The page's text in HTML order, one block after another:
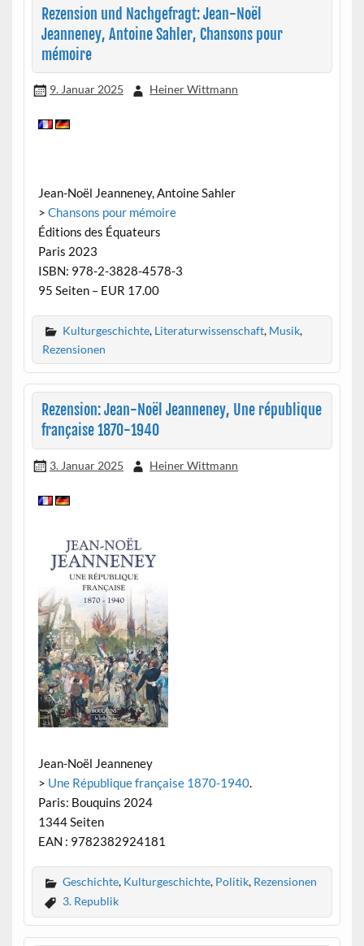
Rezension und Nachgefragt: Jean-Noël
Jeanneney, Antoine Sahler, Chansons pour
mémoire
9. Januar 2025 Heiner Wittmann
Jean-Noël Jeanneney, Antoine Sahler
> Chansons pour mémoire
Éditions des Équateurs
Paris 2023
ISBN: 978-2-3828-4578-3
95 Seiten – EUR 17.00
Kulturgeschichte, Literaturwissenschaft, Musik,
Rezensionen
Rezension: Jean-Noël Jeanneney, Une république
française 1870-1940
3. Januar 2025 Heiner Wittmann
Jean-Noël Jeanneney
> Une République française 1870-1940.
Paris: Bouquins 2024
1344 Seiten
EAN : 9782382924181
Geschichte, Kulturgeschichte, Politik, Rezensionen
3. Republik